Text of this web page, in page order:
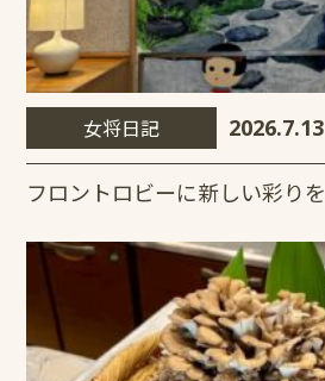
女将日記 2026.7.13
フロントロビーに新しい彩りを